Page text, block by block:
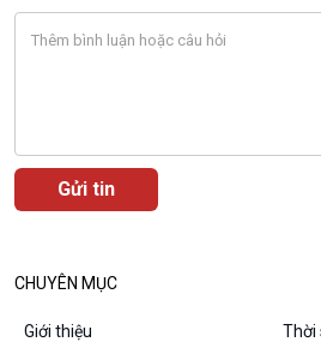
Tin Văn hoá & Du lịch
Chát với người nổi tiếng
Ảnh
Podcast
CHUYÊN MỤC
Giới thiệu Thời